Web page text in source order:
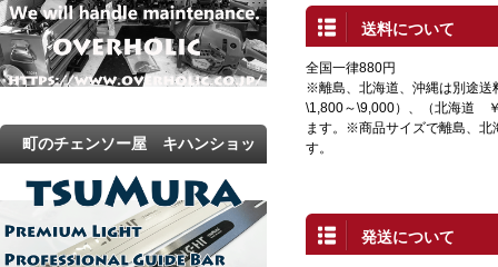
送料について
全国一律880円
※離島、北海道、沖縄は別途送
\1,800～\9,000）、（北海道
ます。※商品サイズで離島、北
す。
発送について
町のチェンソー屋 キハンショッ
プ